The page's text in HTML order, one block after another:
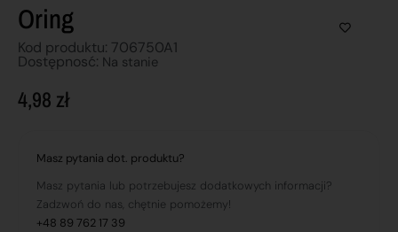
Oring
Kod produktu: 706750A1
Dostępnosć: Na stanie
4,98 zł
Masz pytania dot. produktu?
Masz pytania lub potrzebujesz dodatkowych informacji?
Zadzwoń do nas, chętnie pomożemy!
+48 89 762 17 39